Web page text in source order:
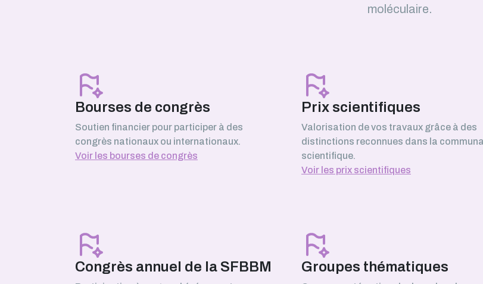
Février 2026
Morgane Roger-Margueritat
moléculaire.
Bourses de congrès
Soutien financier pour participer à des
congrès nationaux ou internationaux.
Voir les bourses de congrès
Prix scientifiques
Valorisation de vos travaux grâce à des
distinctions reconnues dans la
scientifique.
Voir les prix scientifiques
Congrès annuel de la SFBBM Groupes thématiques